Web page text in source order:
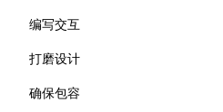
组合元件
应用样式
理解布局
编写交互
响应事件
事件传播
可见性检测
打磨设计
视效
确保包容